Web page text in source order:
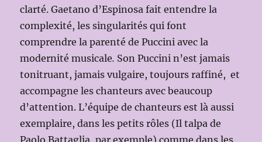
clarté. Gaetano d’Espinosa fait entendre la
complexité, les singularités qui font
comprendre la parenté de Puccini avec la
modernité musicale. Son Puccini n’est jamais
tonitruant, jamais vulgaire, toujours raffiné, et
accompagne les chanteurs avec beaucoup
d’attention. L’équipe de chanteurs est là aussi
exemplaire, dans les petits rôles (Il talpa de